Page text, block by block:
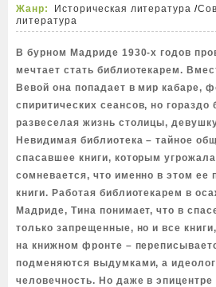
Жанр:
Историческая литература /
литература
В бурном Мадриде 1930-х годов
мечтает стать библиотекарем.
Вевой она попадает в мир кабаре,
спиритических сеансов, но
развеселая жизнь столицы,
Невидимая библиотека – тайное
спасавшее книги, которым
сомневается, что именно в этом ее
книги. Работая библиотекарем в
Мадриде, Тина понимает, что в
только запрещенные, но и все
на книжном фронте –
подменяются выдумками, а
человечность. Но даже в